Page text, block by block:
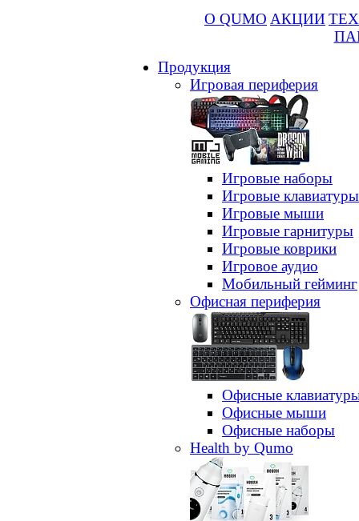
О QUMO АКЦИИ
Продукция
Игровая периферия
Игровые наборы
Игровые клавиатуры
Игровые мыши
Игровые гарнитуры
Игровые коврики
Игровое аудио
Мобильный гейминг
Офисная периферия
Офисные
Офисные мыши
Офисные наборы
Health by Qumo